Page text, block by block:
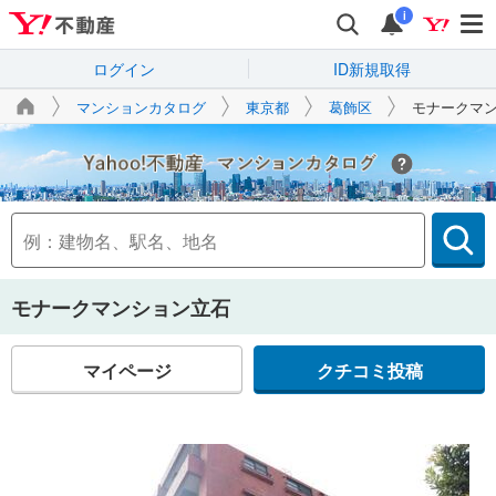
i
ログイン ID新規取得
マンションカタログ 東京都 葛飾区 モナークマ
Yahoo!不動産
モナークマンション立石
マイページ クチコミ投稿